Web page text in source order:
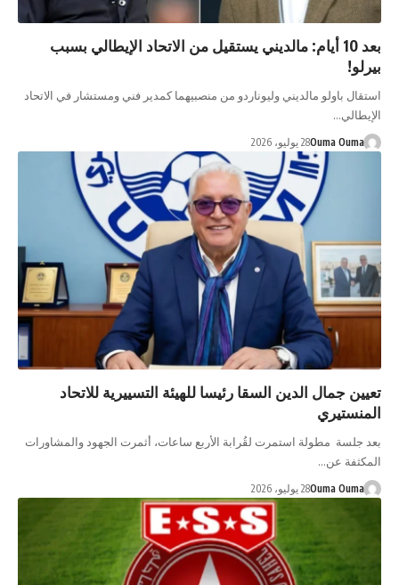
بعد 10 أيام: مالديني يستقيل من الاتحاد الإيطالي بسبب
بيرلو!
استقال باولو مالديني وليوناردو من منصبيهما كمدير فني ومستشار في الاتحاد
الإيطالي…
Ouma Ouma28 يوليو، 2026
تعيين جمال الدين السقا رئيسا للهيئة التسييرية للاتحاد
المنستيري
بعد جلسة مطولة استمرت لقُرابة الأربع ساعات، أثمرت الجهود والمشاورات
المكثفة عن…
Ouma Ouma28 يوليو، 2026